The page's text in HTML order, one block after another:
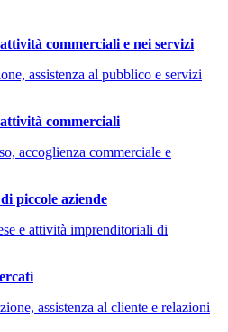
commerciali e nei servizi
assistenza al pubblico e servizi
commerciali
accoglienza commerciale e
piccole aziende
e attività imprenditoriali di
assistenza al cliente e relazioni